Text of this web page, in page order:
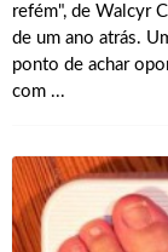
refém", de Walcyr
de um ano atrás.
ponto de achar
com ...